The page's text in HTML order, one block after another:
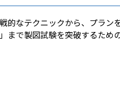
的なテクニックから、プラ
まで製図試験を突破するため